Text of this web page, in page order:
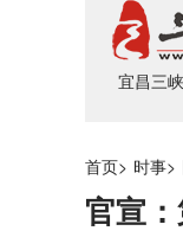
宜昌三
首页> 时事>
官宣